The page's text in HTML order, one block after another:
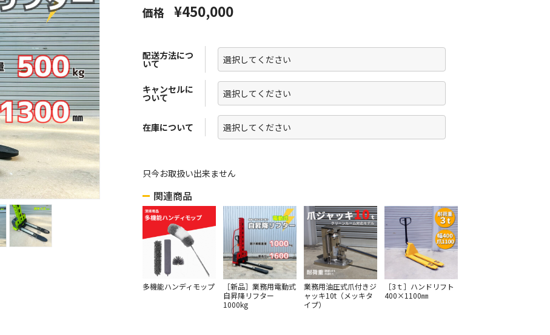
価格 ¥450,000
配送方法につ
いて
キャンセルに
ついて
在庫について
只今お取扱い出来ません
関連商品
多機能ハンディモップ
［新品］業務用電動式
自昇降リフター
1000kg
業務用油圧式爪付きジ
ャッキ10t（メッキタ
イプ）
［3ｔ］ハンドリフト
400×1100㎜